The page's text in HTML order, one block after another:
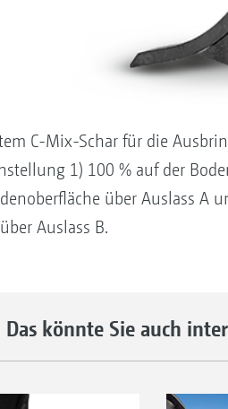
C-Mix-Schar für die
1) 100 % auf der
über Auslass A
Auslass B.
Das könnte Sie auch